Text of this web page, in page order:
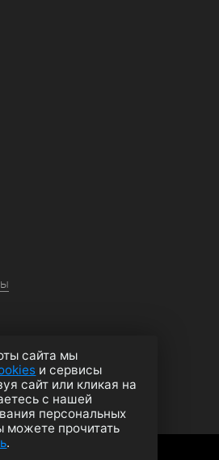
сайта мы
и сервисы
сайт или кликая на
с нашей
персональных
можете прочитать
.